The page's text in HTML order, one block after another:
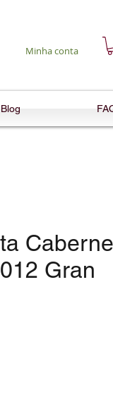
Minha conta
Blog
Gran